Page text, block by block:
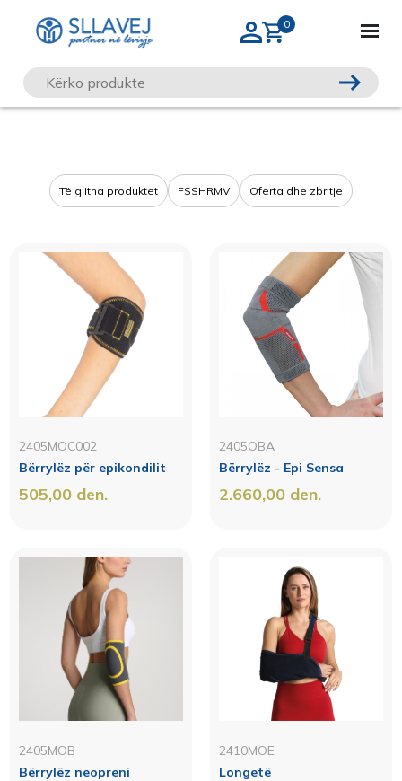
Të gjitha produktet FSSHRMV Oferta dhe zbritje
2405MOC002
Bërrylëz për epikondilit
505,00 den.
2405OBA
Bërrylëz - Epi Sensa
2.660,00 den.
2405MOB
Bërrylëz neopreni
2410MOE
Longetë